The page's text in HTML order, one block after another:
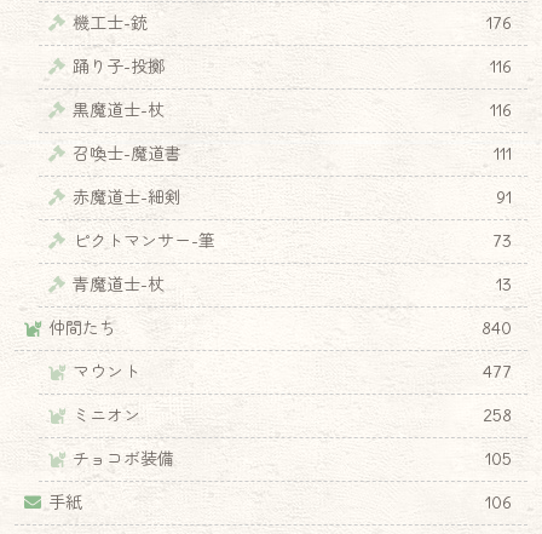
機工士-銃
176
踊り子-投擲
116
黒魔道士-杖
116
召喚士-魔道書
111
赤魔道士-細剣
91
ピクトマンサー-筆
73
青魔道士-杖
13
仲間たち
840
マウント
477
ミニオン
258
チョコボ装備
105
手紙
106